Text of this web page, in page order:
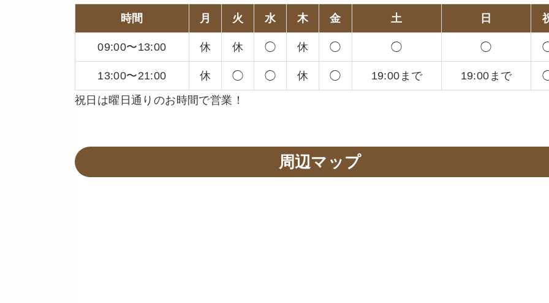
時間 月 火 水 木 金 土 日
09:00〜13:00 休 休 ◯ 休 ◯ ◯ ◯
13:00〜21:00 休 ◯ ◯ 休 ◯ 19:00まで 19:00まで
祝日は曜日通りのお時間で営業！
周辺マップ